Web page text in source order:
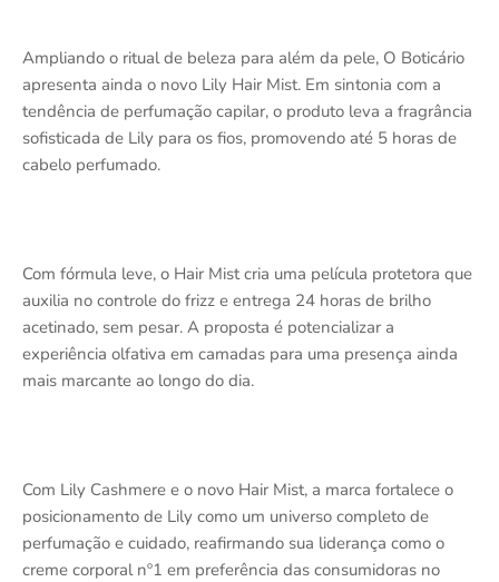
Ampliando o ritual de beleza para além da pele, O Boticário
apresenta ainda o novo Lily Hair Mist. Em sintonia com a
tendência de perfumação capilar, o produto leva a fragrância
sofisticada de Lily para os fios, promovendo até 5 horas de
cabelo perfumado.
Com fórmula leve, o Hair Mist cria uma película protetora que
auxilia no controle do frizz e entrega 24 horas de brilho
acetinado, sem pesar. A proposta é potencializar a
experiência olfativa em camadas para uma presença ainda
mais marcante ao longo do dia.
Com Lily Cashmere e o novo Hair Mist, a marca fortalece o
posicionamento de Lily como um universo completo de
perfumação e cuidado, reafirmando sua liderança como o
creme corporal nº1 em preferência das consumidoras no